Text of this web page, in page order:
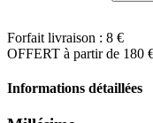
Nîmes
'Amoureuse'
Forfait livraison : 8 €
OFFERT à partir de 180
Informations détaillées